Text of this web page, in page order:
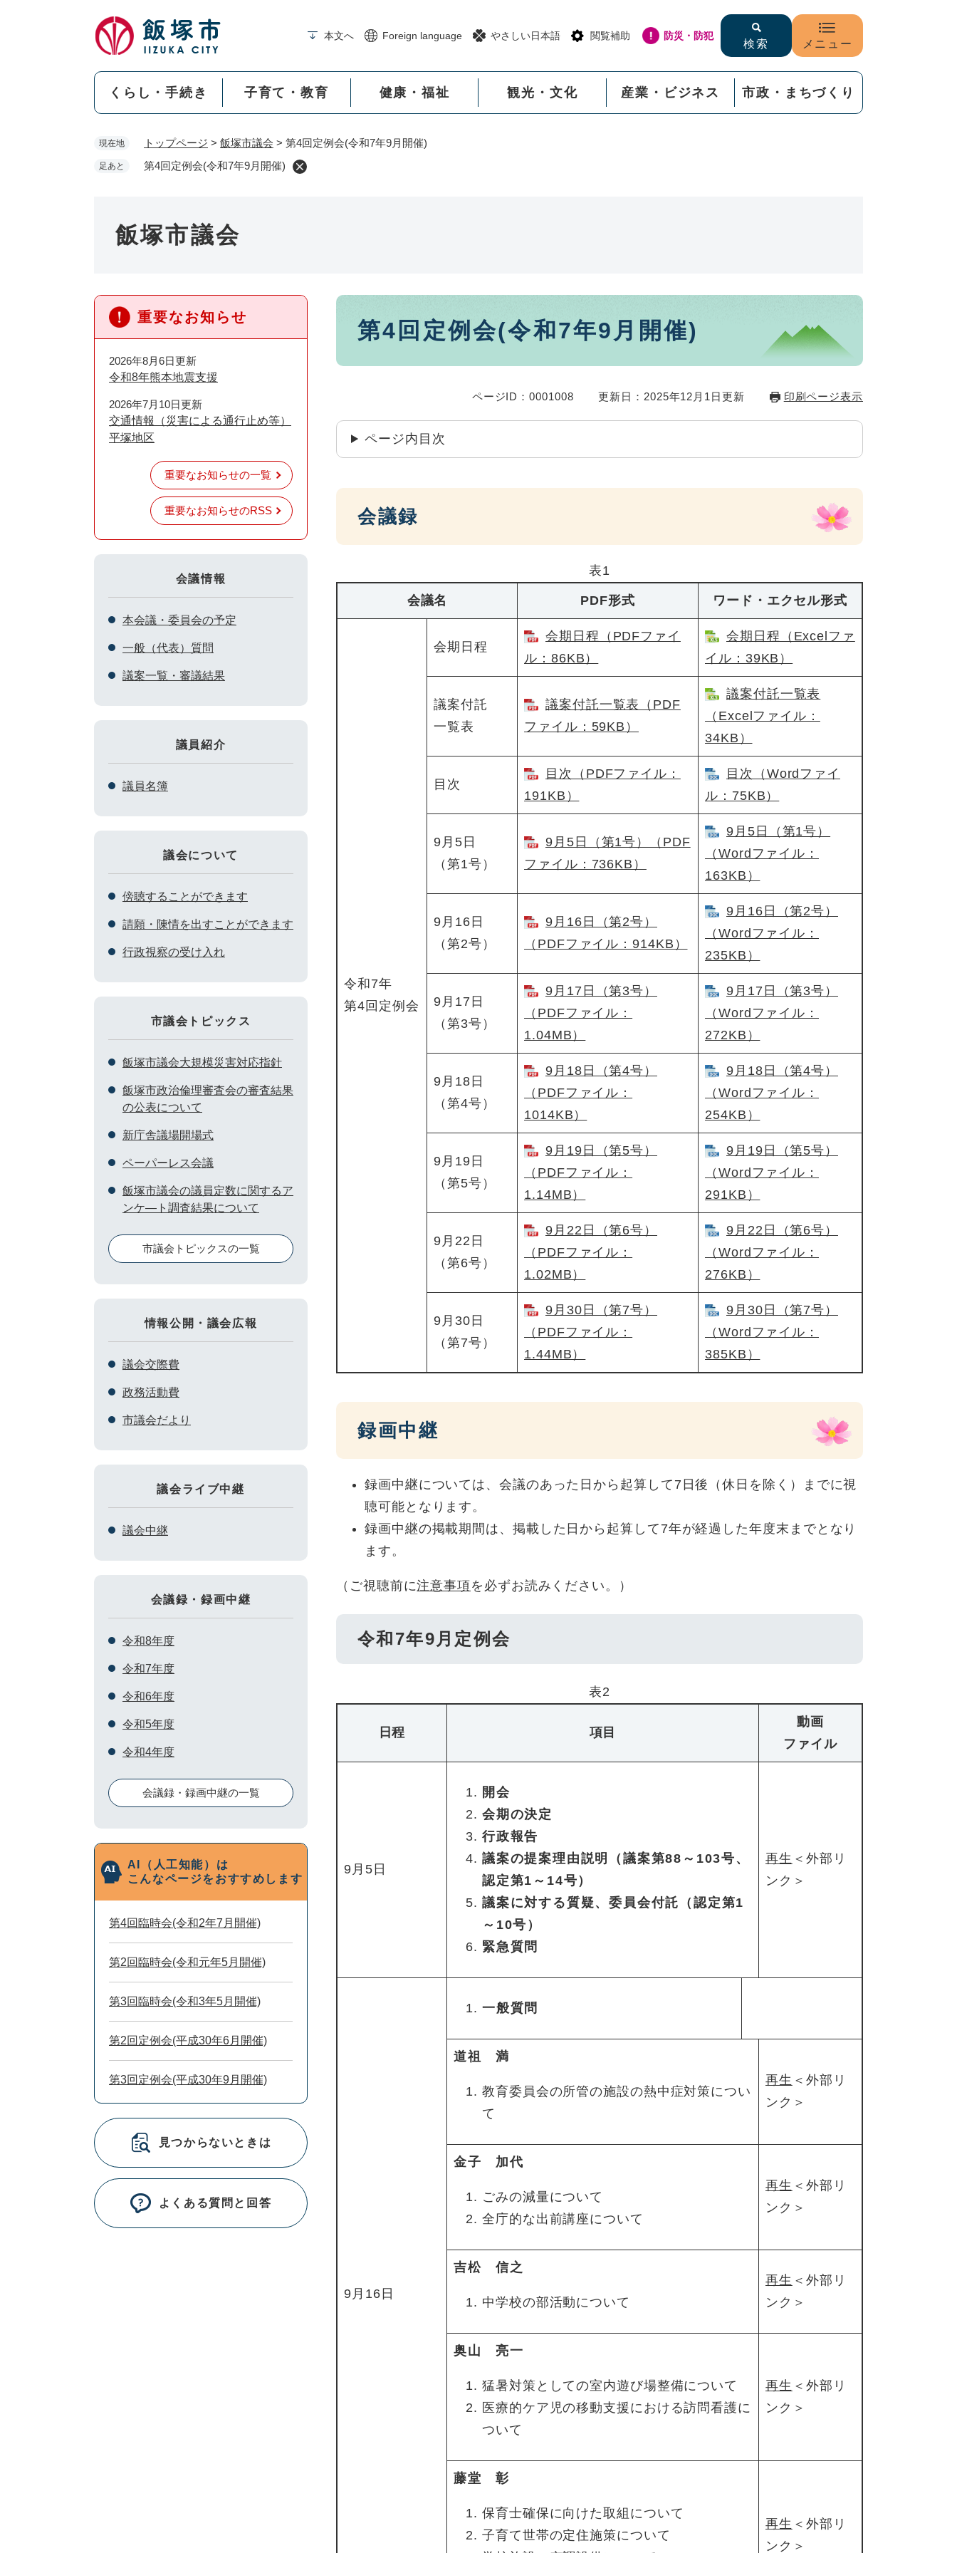
本文へ Foreign language やさしい日本語 閲覧補助 防災・防犯
検索 メニュー
くらし・手続き 子育て・教育 健康・福祉 観光・文化 産業・ビジネス 市政・まちづくり
現在地 トップページ > 飯塚市議会 > 第4回定例会(令和7年9月開催)
足あと 第4回定例会(令和7年9月開催)
飯塚市議会
本
第4回定例会(令和7年9月開催)
ページID：0001008 更新日：2025年12月1日更新 印刷ページ表示
ページ内目次
会議録
表1
会議名 PDF形式 ワード・エクセル形式
令和7年
第4回定例会
会期日程
会期日程（PDFファイ
ル：86KB）
会期日程（Excelファ
イル：39KB）
議案付託
一覧表
議案付託一覧表（PDF
ファイル：59KB）
議案付託一覧表
（Excelファイル：
34KB）
目次
目次（PDFファイル：
191KB）
目次（Wordファイ
ル：75KB）
9月5日
（第1号）
9月5日（第1号）（PDF
ファイル：736KB）
9月5日（第1号）
（Wordファイル：
163KB）
9月16日
（第2号）
9月16日（第2号）
（PDFファイル：914KB）
9月16日（第2号）
（Wordファイル：
235KB）
9月17日
（第3号）
9月17日（第3号）
（PDFファイル：
1.04MB）
9月17日（第3号）
（Wordファイル：
272KB）
9月18日
（第4号）
9月18日（第4号）​
（PDFファイル：
1014KB）
9月18日（第4号）​
（Wordファイル：
254KB）
9月19日
（第5号）
9月19日（第5号）
（PDFファイル：
1.14MB）
9月19日（第5号）​
（Wordファイル：
291KB）
9月22日
（第6号）
9月22日（第6号）
（PDFファイル：
1.02MB）
9月22日（第6号）
（Wordファイル：
276KB）
9月30日
（第7号）
9月30日（第7号）
（PDFファイル：
1.44MB）
9月30日（第7号）
（Wordファイル：
385KB）
録画中継
録画中継については、会議のあった日から起算して7日後（休日を除く）までに視
聴可能となります。
録画中継の掲載期間は、掲載した日から起算して7年が経過した年度末までとなり
ます。
（ご視聴前に注意事項を必ずお読みください。）
令和7年9月定例会
表2
日程 項目
動画
ファイル
9月5日
開会
会期の決定
行政報告
議案の提案理由説明（議案第88～103号、
認定第1～14号）
議案に対する質疑、委員会付託（認定第1
～10号）
緊急質問
再生 ＜外部リ
ンク＞
9月16日
一般質問
道祖 満
教育委員会の所管の施設の熱中症対策につい
て
再生 ＜外部リ
ンク＞
金子 加代
ごみの減量について
全庁的な出前講座について
再生 ＜外部リ
ンク＞
吉松 信之
中学校の部活動について
再生 ＜外部リ
ンク＞
奥山 亮一
猛暑対策としての室内遊び場整備について
医療的ケア児の移動支援における訪問看護に
ついて
再生 ＜外部リ
ンク＞
藤堂 彰
保育士確保に向けた取組について
子育て世帯の定住施策について
再生 ＜外部リ
ンク＞
重要なお知らせ
2026年8月6日更新
令和8年熊本地震支援
2026年7月10日更新
交通情報（災害による通行止め等）
平塚地区
重要なお知らせの一覧
重要なお知らせのRSS
会議情報
本会議・委員会の予定
一般（代表）質問
議案一覧・審議結果
議員紹介
議員名簿
議会について
傍聴することができます
請願・陳情を出すことができます
行政視察の受け入れ
市議会トピックス
飯塚市議会大規模災害対応指針
飯塚市政治倫理審査会の審査結果
の公表について
新庁舎議場開場式
ペーパーレス会議
飯塚市議会の議員定数に関するア
ンケ―ト調査結果について
市議会トピックスの一覧
情報公開・議会広報
議会交際費
政務活動費
市議会だより
議会ライブ中継
議会中継
会議録・録画中継
令和8年度
令和7年度
令和6年度
令和5年度
令和4年度
会議録・録画中継の一覧
AI（人工知能）は
こんなページをおすすめします
第4回臨時会(令和2年7月開催)
第2回臨時会(令和元年5月開催)
第3回臨時会(令和3年5月開催)
第2回定例会(平成30年6月開催)
第3回定例会(平成30年9月開催)
見つからないときは
よくある質問と回答